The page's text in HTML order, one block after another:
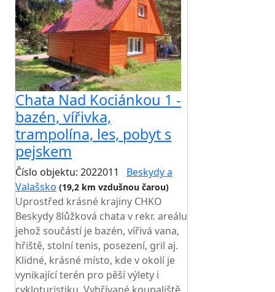
Chata Nad Kociánkou 1 -
bazén, vířivka,
trampolína, les, pobyt s
pejskem
Číslo objektu: 2022011
Beskydy a
Valašsko (19,2 km vzdušnou čarou)
Uprostřed krásné krajiny CHKO
Beskydy 8lůžková chata v rekr. areálu
jehož součástí je bazén, vířivá vana,
hřiště, stolní tenis, posezení, gril aj.
Klidné, krásné místo, kde v okolí je
vynikající terén pro pěší výlety i